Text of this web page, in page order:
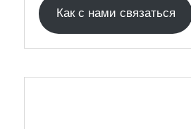
Как с нами связаться